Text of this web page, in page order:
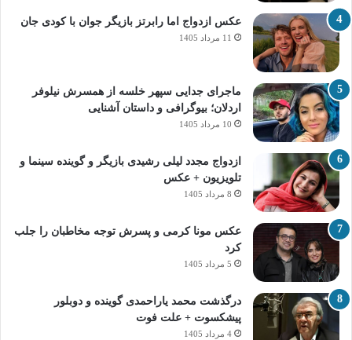
عکس ازدواج اما رابرتز بازیگر جوان با کودی جان
11 مرداد 1405
ماجرای جدایی سپهر خلسه از همسرش نیلوفر
اردلان؛ بیوگرافی و داستان آشنایی
10 مرداد 1405
ازدواج مجدد لیلی رشیدی بازیگر و گوینده سینما و
تلویزیون + عکس
8 مرداد 1405
عکس مونا کرمی و پسرش توجه مخاطبان را جلب
کرد
5 مرداد 1405
درگذشت محمد یاراحمدی گوینده و دوبلور
پیشکسوت + علت فوت
4 مرداد 1405